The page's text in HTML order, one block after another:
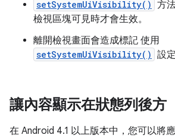
setSystemUiVisibility() 方
檢視區塊可見時才會生效。
離開檢視畫面會造成標記 使用
setSystemUiVisibility() 設定
讓內容顯示在狀態列後方
在 Android 4.1 以上版本中，您可以將